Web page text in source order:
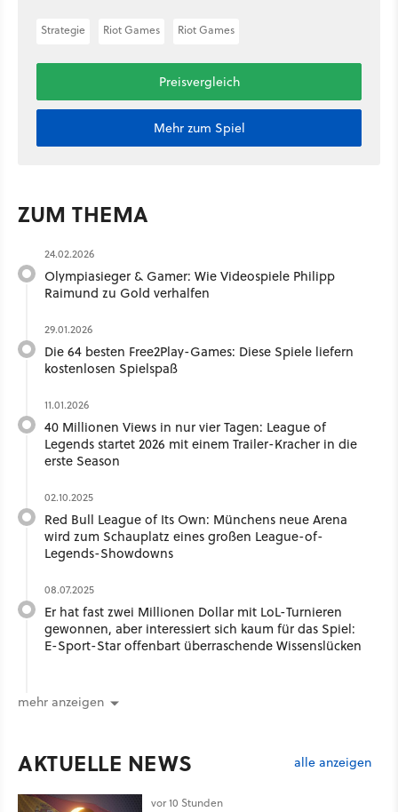
Strategie Riot Games Riot Games
Preisvergleich
Mehr zum Spiel
ZUM THEMA
24.02.2026
Olympiasieger & Gamer: Wie Videospiele Philipp
Raimund zu Gold verhalfen
29.01.2026
Die 64 besten Free2Play-Games: Diese Spiele liefern
kostenlosen Spielspaß
11.01.2026
40 Millionen Views in nur vier Tagen: League of
Legends startet 2026 mit einem Trailer-Kracher in die
erste Season
02.10.2025
Red Bull League of Its Own: Münchens neue Arena
wird zum Schauplatz eines großen League-of-
Legends-Showdowns
08.07.2025
Er hat fast zwei Millionen Dollar mit LoL-Turnieren
gewonnen, aber interessiert sich kaum für das Spiel:
E-Sport-Star offenbart überraschende Wissenslücken
mehr anzeigen
AKTUELLE NEWS alle anzeigen
vor 10 Stunden